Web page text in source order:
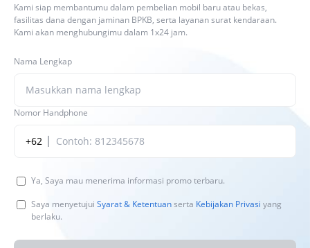
Kami siap membantumu dalam pembelian mobil baru atau bekas,
fasilitas dana dengan jaminan BPKB, serta layanan surat kendaraan.
Kami akan menghubungimu dalam 1x24 jam.
Nama Lengkap
Nomor Handphone
+62
Ya, Saya mau menerima informasi promo terbaru.
Saya menyetujui Syarat & Ketentuanserta Kebijakan Privasi yang
berlaku.